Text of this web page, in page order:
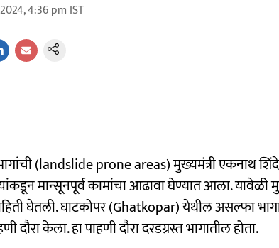
4:36 pm IST
(landslide prone areas) मुख्यमंत्री एकनाथ
मान्सूनपूर्व कामांचा आढावा घेण्यात आला. यावेळी
घेतली. घाटकोपर (Ghatkopar) येथील असल्फा
दौरा केला. हा पाहणी दौरा दरडग्रस्त भागातील होता.